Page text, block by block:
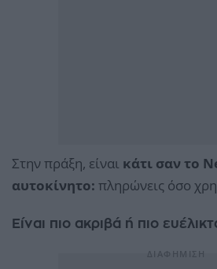
Στην πράξη, είναι κάτι σαν το
αυτοκίνητο: πληρώνεις όσο
Είναι πιο ακριβά ή πιο